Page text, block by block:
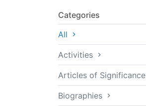
Categories
All
Activities
Articles of Significance
Biographies